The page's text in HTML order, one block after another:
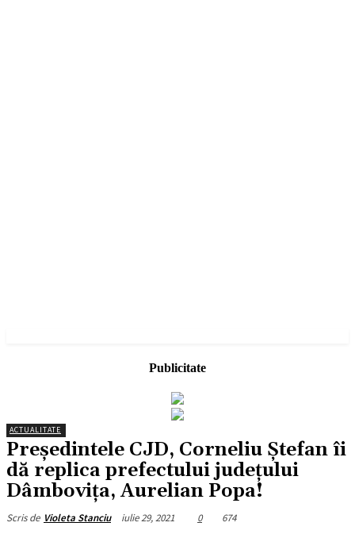
Publicitate
ACTUALITATE
Președintele CJD, Corneliu Ștefan îi
dă replica prefectului județului
Dâmbovița, Aurelian Popa!
Scris de Violeta Stanciu iulie 29, 2021 0 674